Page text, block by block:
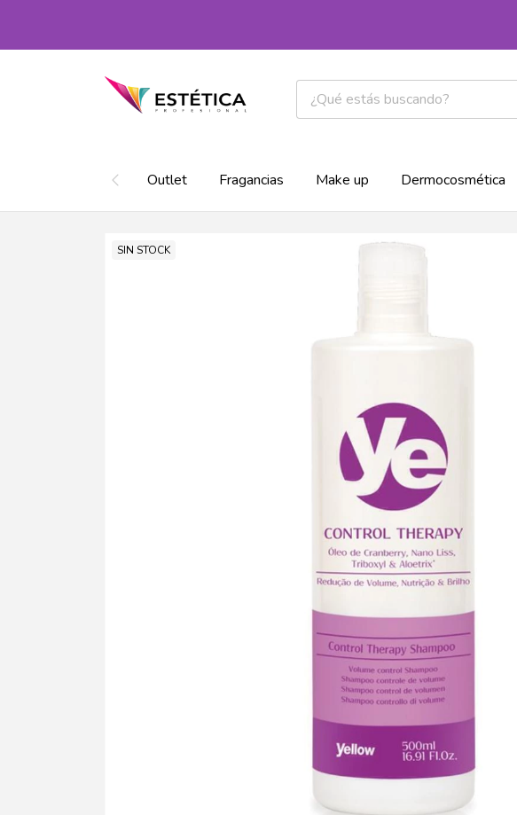
Outlet Fragancias Make up Dermocosmética
SIN STOCK